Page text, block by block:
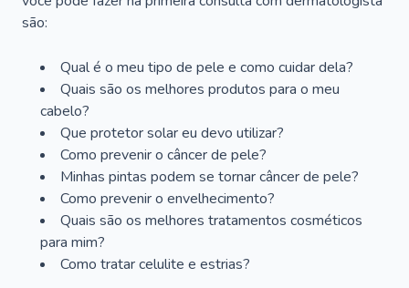
são:
Qual é o meu tipo de pele e como cuidar dela?
Quais são os melhores produtos para o meu
cabelo?
Que protetor solar eu devo utilizar?
Como prevenir o câncer de pele?
Minhas pintas podem se tornar câncer de pele?
Como prevenir o envelhecimento?
Quais são os melhores tratamentos cosméticos
para mim?
Como tratar celulite e estrias?